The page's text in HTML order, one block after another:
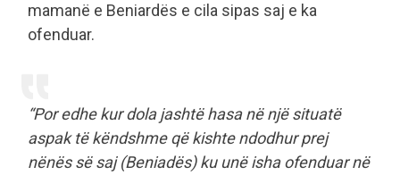
mamanë e Beniardës e cila sipas saj e ka
ofenduar.
“Por edhe kur dola jashtë hasa në një situatë
aspak të këndshme që kishte ndodhur prej
nënës së saj (Beniadës) ku unë isha ofenduar në